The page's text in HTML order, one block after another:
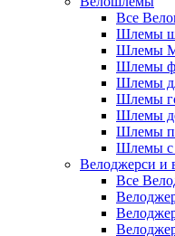
Все
Шлемы
Шлемы
Шлемы
Шлемы
Шлемы
Шлемы
Шлемы
Шлемы с
Велоджерси и
Все